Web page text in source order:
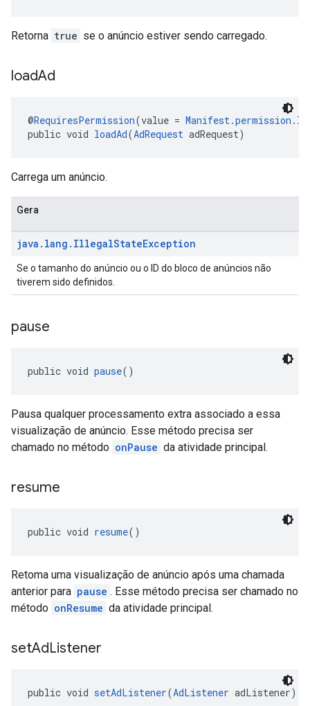
Retorna true se o anúncio estiver sendo carregado.
loadAd
@RequiresPermission(value =
public void loadAd(AdRequest adRequest)
Carrega um anúncio.
Gera
java . lang . IllegalStateException
Se o tamanho do anúncio ou o ID do bloco de anúncios não
tiverem sido definidos.
pause
public void pause()
Pausa qualquer processamento extra associado a essa
visualização de anúncio. Esse método precisa ser
chamado no método onPause da atividade principal.
resume
public void resume()
Retoma uma visualização de anúncio após uma chamada
anterior para pause . Esse método precisa ser chamado no
método onResume da atividade principal.
setAdListener
public void setAdListener(AdListener adListener)